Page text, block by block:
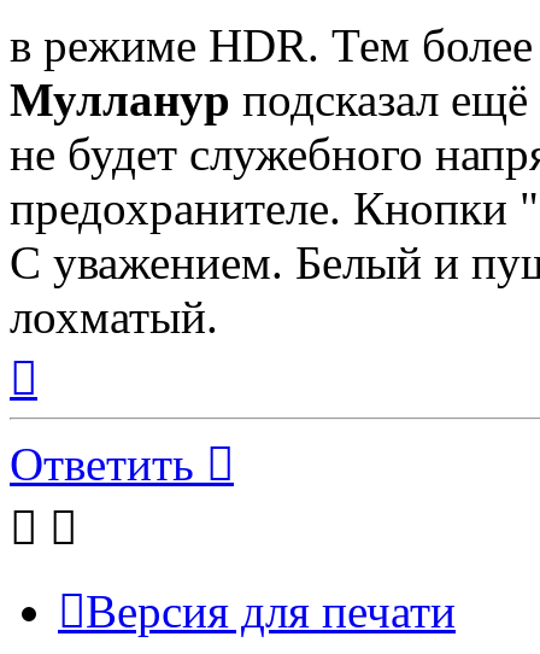
в режиме HDR. Тем
Мулланур подсказал
не будет служебного
предохранителе.
С уважением. Белый и
лохматый.
началу
Ответить
Версия для печати